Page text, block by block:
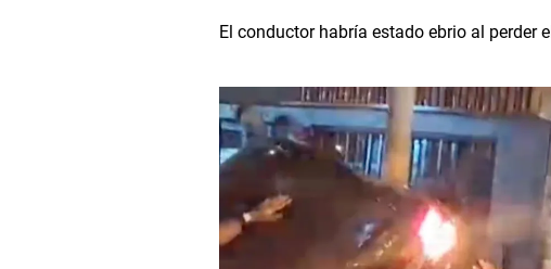
El conductor habría estado ebrio al perder